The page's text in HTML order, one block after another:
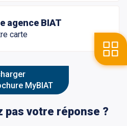
agence BIAT
carte
MyBIAT
pas votre réponse ?